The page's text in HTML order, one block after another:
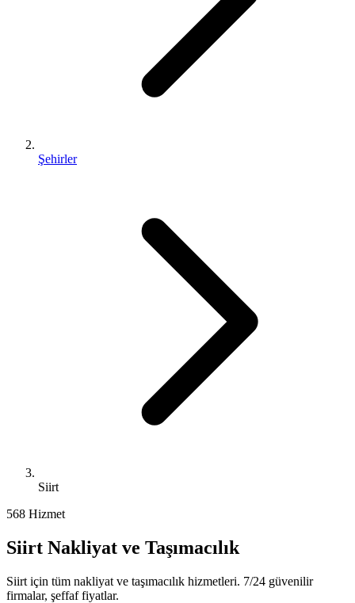
Şehirler
Siirt
568 Hizmet
Siirt Nakliyat ve Taşımacılık
Siirt için tüm nakliyat ve taşımacılık hizmetleri. 7/24 güvenilir
firmalar, şeffaf fiyatlar.